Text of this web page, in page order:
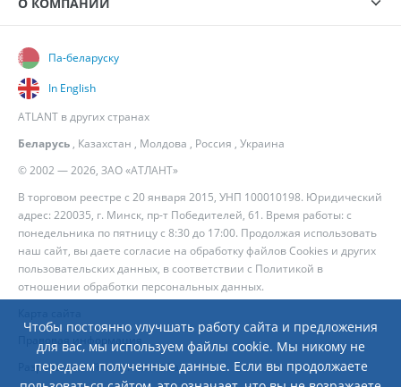
Чтобы постоянно улучшать работу сайта и предложения
для вас, мы используем файлы cookie. Мы никому не
передаем полученные данные. Если вы продолжаете
© 2002 — 2026, ЗАО «АТЛАНТ»
В торговом реестре с 20 января 2015, УНП 100010198. Юридический
адрес: 220035, г. Минск, пр-т Победителей, 61. Время работы: с
понедельника по пятницу с 8:30 до 17:00. Продолжая использовать
наш сайт, вы даете согласие на обработку файлов Cookies и других
пользовательских данных, в соответствии с Политикой в
отношении обработки персональных данных.
Разработка сайта— Новый Сайт
Па-беларуску
In English
ATLANT в других странах
Беларусь , Казахстан , Молдова , Россия , Украина